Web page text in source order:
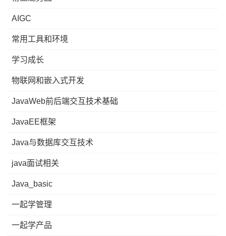
AIGC
常用工具和环境
学习成长
物联网和嵌入式开发
JavaWeb前后端交互技术基础
JavaEE框架
Java与数据库交互技术
java面试相关
Java_basic
一起学管理
一起学产品